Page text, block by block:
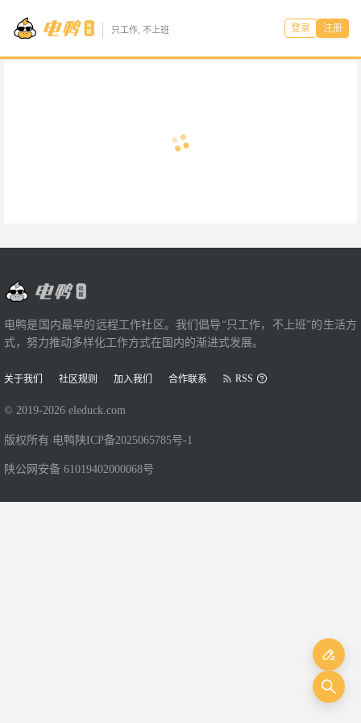
只工作, 不上班 登录 注册
电鸭是国内最早的远程工作社区。我们倡导“只工作，不上班”的生活方
式，努力推动多样化工作方式在国内的渐进式发展。
关于我们 社区规则 加入我们 合作联系 RSS
© 2019-2026 eleduck.com
版权所有 电鸭 陕ICP备2025065785号-1
陕公网安备 61019402000068号